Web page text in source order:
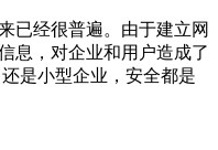
已经很普遍。由于建立网
息，对企业和用户造成了
是小型企业，安全都是